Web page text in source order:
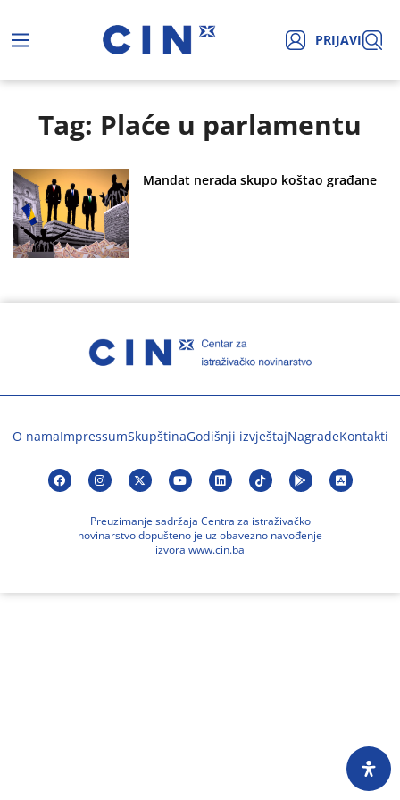
PRIJAVI
Tag: Plaće u parlamentu
Mandat nerada skupo koštao građane
O namaImpressumSkupštinaGodišnji izvještajNagradeKontakti
Preuzimanje sadržaja Centra za istraživačko
novinarstvo dopušteno je uz obavezno navođenje
izvora www.cin.ba